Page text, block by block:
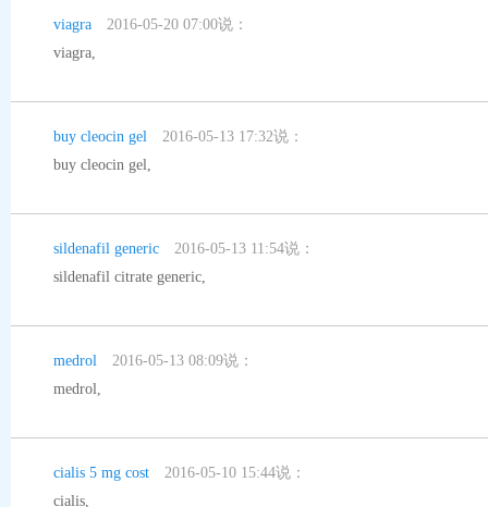
viagra
2016-05-20 07:00说：
viagra,
buy cleocin gel
2016-05-13 17:32说：
buy cleocin gel,
sildenafil generic
2016-05-13 11:54说：
sildenafil citrate generic,
medrol
2016-05-13 08:09说：
medrol,
cialis 5 mg cost
2016-05-10 15:44说：
cialis,